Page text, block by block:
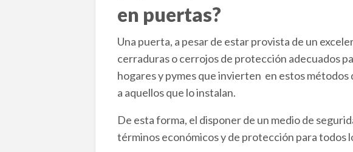
en puertas?
Una puerta, a pesar de estar provista de un
cerraduras o cerrojos de protección adecuados
hogares y pymes que invierten en estos
a aquellos que lo instalan.
De esta forma, el disponer de un medio de
términos económicos y de protección para todos